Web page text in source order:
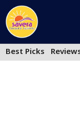
Skip
to
content
Best Picks